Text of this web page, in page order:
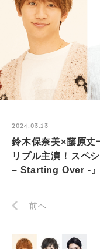
2024.03.13
鈴木保奈美×藤原丈
リプル主演！スペ
– Starting Over -』
前へ